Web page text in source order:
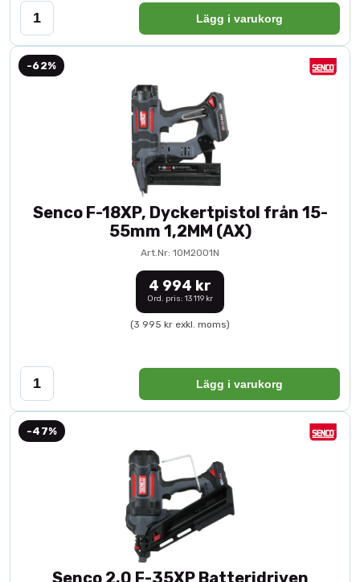
Lägg i varukorg
-62%
Senco F-18XP, Dyckertpistol från 15-
55mm 1,2MM (AX)
Art.Nr: 10M2001N
4 994 kr
Ord. pris: 13 119 kr
(3 995 kr exkl. moms)
Lägg i varukorg
-47%
Senco 2.0 F-35XP Batteridriven